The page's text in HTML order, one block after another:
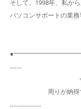
そして、1998年、私か
パソコンサポートの業務
…‥‥
今日のトー
周りが納得する形
‥‥……………